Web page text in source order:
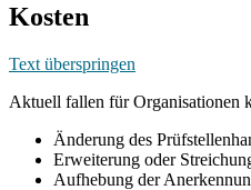
Kosten
Text überspringen
Aktuell fallen für Organisationen
Änderung des
Erweiterung oder
Aufhebung der